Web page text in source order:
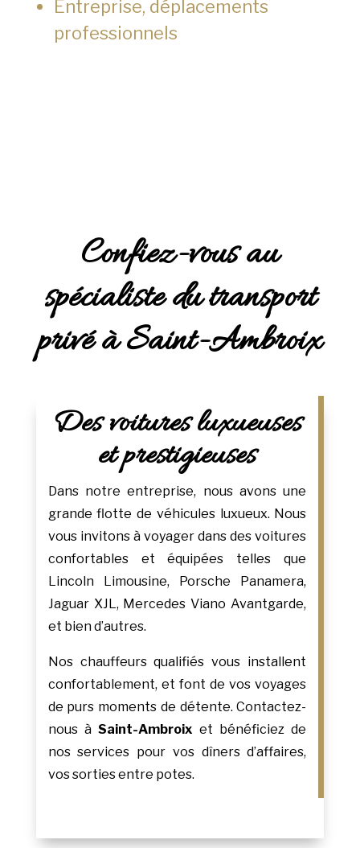
Entreprise, déplacements
professionnels
Confiez-vous au
spécialiste du transport
privé à Saint-Ambroix
Des voitures luxueuses
et prestigieuses
Dans notre entreprise, nous avons une
grande flotte de véhicules luxueux. Nous
vous invitons à voyager dans des voitures
confortables et équipées telles que
Lincoln Limousine, Porsche Panamera,
Jaguar XJL, Mercedes Viano Avantgarde,
et bien d’autres.
Nos chauffeurs qualifiés vous installent
confortablement, et font de vos voyages
de purs moments de détente. Contactez-
nous àSaint-Ambroix et bénéficiez de
nos services pour vos dîners d’affaires,
vos sorties entre potes.